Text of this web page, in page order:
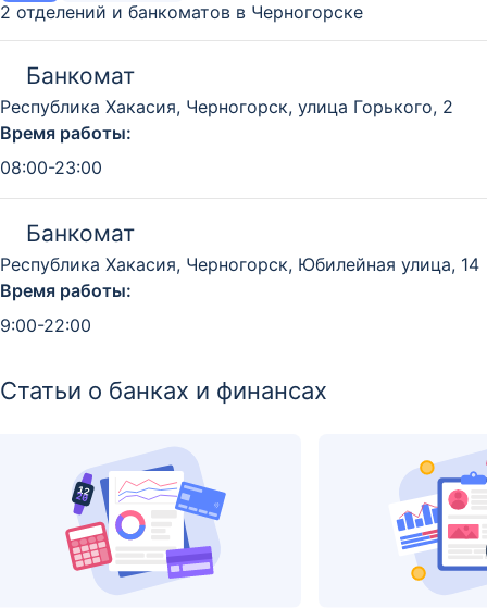
2 отделений и банкоматов в Черногорске
Банкомат
Республика Хакасия, Черногорск, улица Горького, 2
Время работы:
08:00-23:00
Банкомат
Республика Хакасия, Черногорск, Юбилейная улица, 14
Время работы:
9:00-22:00
Статьи о банках и финансах